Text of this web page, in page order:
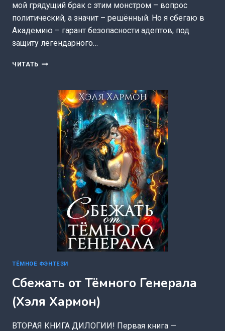
мой грядущий брак с этим монстром – вопрос
политический, а значит – решённый. Но я сбегаю в
Академию – гарант безопасности адептов, под
защиту легендарного…
ЧИТАТЬ ИСТИННАЯ
ВЛАСТИ
СЕРЕБРЯНОГО
ЗМЕЯ
(ХЭЛЯ
ХАРМОН)
ТЁМНОЕ ФЭНТЕЗИ
Сбежать от Тёмного Генерала
(Хэля Хармон)
ВТОРАЯ КНИГА ДИЛОГИИ! Первая книга —